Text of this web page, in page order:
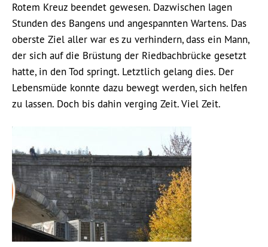
Rotem Kreuz beendet gewesen. Dazwischen lagen
Stunden des Bangens und angespannten Wartens. Das
oberste Ziel aller war es zu verhindern, dass ein Mann,
der sich auf die Brüstung der Riedbachbrücke gesetzt
hatte, in den Tod springt. Letztlich gelang dies. Der
Lebensmüde konnte dazu bewegt werden, sich helfen
zu lassen. Doch bis dahin verging Zeit. Viel Zeit.